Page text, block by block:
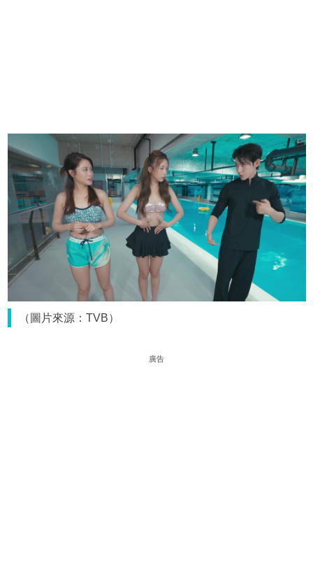
（圖片來源：TVB）
廣告